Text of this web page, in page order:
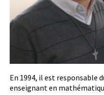
En 1994, il est responsable
enseignant en